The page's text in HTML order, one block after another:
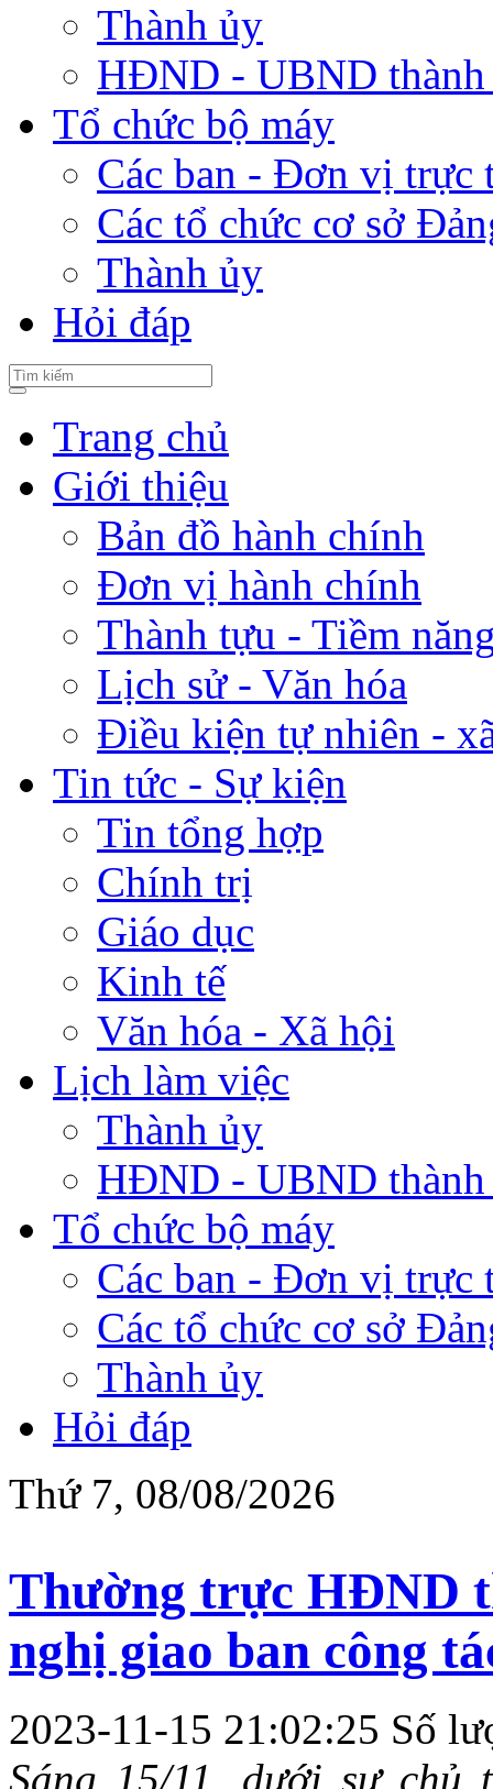
Thành ủy
HĐND - UBND thành
Tổ chức bộ máy
Các ban - Đơn vị trực
Các tổ chức cơ sở
Thành ủy
Hỏi đáp
Trang chủ
Giới thiệu
Bản đồ hành chính
Đơn vị hành chính
Thành tựu - Tiềm
Lịch sử - Văn hóa
Điều kiện tự nhiên -
Tin tức - Sự kiện
Tin tổng hợp
Chính trị
Giáo dục
Kinh tế
Văn hóa - Xã hội
Lịch làm việc
Thành ủy
HĐND - UBND thành
Tổ chức bộ máy
Các ban - Đơn vị trực
Các tổ chức cơ sở
Thành ủy
Hỏi đáp
Thứ 7, 08/08/2026
Thường trực HĐND
nghị giao ban công
2023-11-15 21:02:25 Số
Sáng 15/11, dưới sự chủ